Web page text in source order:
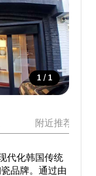
1 / 1
附近推荐景点
代化韩国传统
品牌。通过由